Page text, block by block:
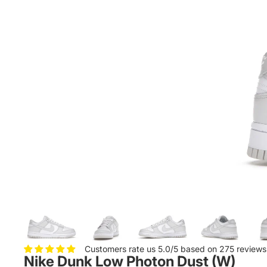
Customers rate us 5.0/5 based on 275
Nike Dunk Low Photon Dust (W)